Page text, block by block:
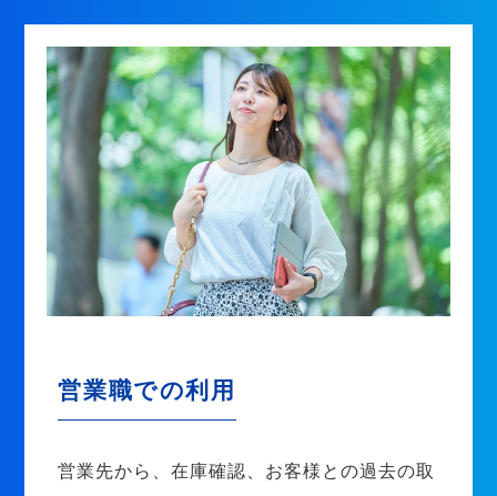
営業職での利用
営業先から、在庫確認、お客様との過去の取